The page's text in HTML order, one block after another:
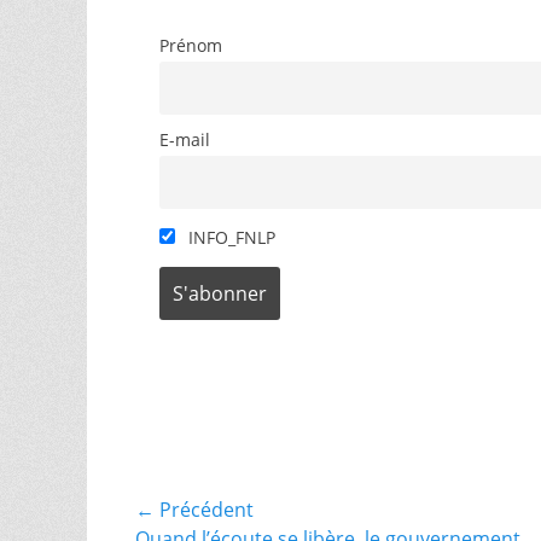
Prénom
E-mail
INFO_FNLP
Navigation
← Précédent